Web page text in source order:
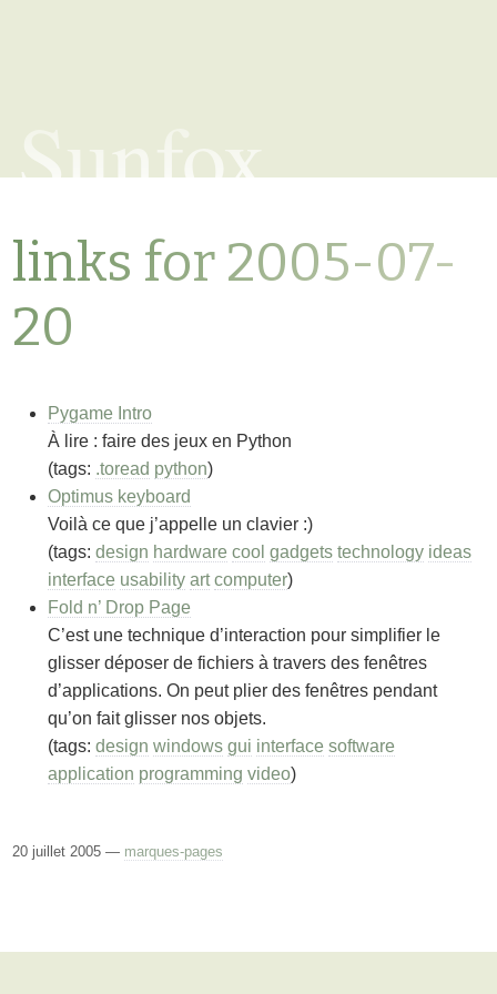
Sunfox
links for 2005-07-
20
Pygame Intro
À lire : faire des jeux en Python
(tags: .toread python)
Optimus keyboard
Voilà ce que j’appelle un clavier :)
(tags:design hardware cool gadgets technology ideas
interface usability art computer)
Fold n’ Drop Page
C’est une technique d’interaction pour simplifier le
glisser déposer de fichiers à travers des fenêtres
d’applications. On peut plier des fenêtres pendant
qu’on fait glisser nos objets.
(tags:design windows gui interface software
application programming video)
20 juillet 2005 — marques-pages